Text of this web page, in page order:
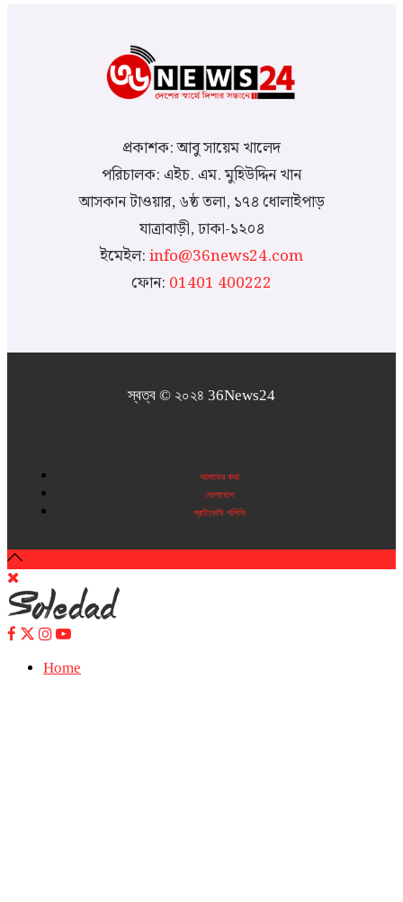
সাতক্ষীরার ব্লিস হাসপাতালে আগুন, উদ্ধার অভিযানে বিজিবি
প্রকাশক: আবু সায়েম খালেদ
পরিচালক: এইচ. এম. মুহিউদ্দিন খান
আসকান টাওয়ার, ৬ষ্ঠ তলা, ১৭৪ ধোলাইপাড়
যাত্রাবাড়ী, ঢাকা-১২০৪
ইমেইল:info@36news24.com
ফোন: 01401 400222
স্বত্ব © ২০২৪ 36News24
আমাদের কথা
যোগাযোগ
প্রাইভেসি পলিসি
Home